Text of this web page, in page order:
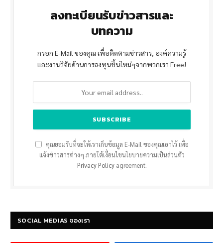
ลงทะเบียนรับข่าวสารและ
บทความ
กรอก E-Mail ของคุณ เพื่อติดตามข่าวสาร, องค์ความรู้
และงานวิจัยด้านการลงทุนชิ้นใหม่ๆจากพวกเรา Free!
คุณยอมรับที่จะให้เราเก็บข้อมูล E-Mail ของคุณเอาไว้ เพื่อ
แจ้งข่าวสารต่างๆ ภายใต้เงื่อนไขนโยบายความเป็นส่วนตัว
Privacy Policyagreement.
SOCIAL MEDIAS ของเรา